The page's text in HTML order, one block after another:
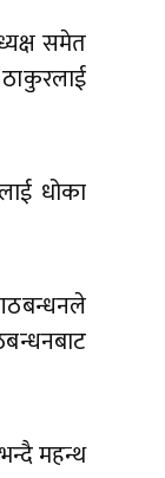
समेत
धोका
महन्थ